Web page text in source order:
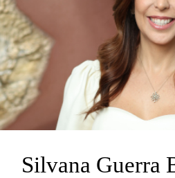
Silvana Guerra